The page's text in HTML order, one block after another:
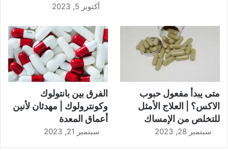
أكتوبر 5, 2023
متى يبدأ مفعول حبوب
الاكس؟ | العلاج الأمثل
للتخلص من الإمساك
سبتمبر 28, 2023
الفرق بين بانتولوك
وكونترولوك | مهدئان لأنين
أعماق المعدة
سبتمبر 21, 2023